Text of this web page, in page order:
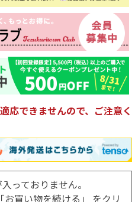
応できませんので、ご注意く
っておりません。
買い物を続ける」 をクリ